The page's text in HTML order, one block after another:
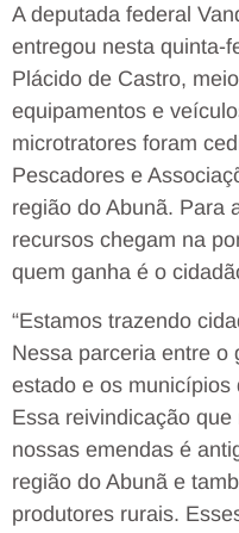
A deputada federal
entregou nesta quinta-
Plácido de Castro,
equipamentos e
microtratores foram
Pescadores e
região do Abunã. Para
recursos chegam na
quem ganha é o
“Estamos trazendo
Nessa parceria entre o
estado e os municípios
Essa reivindicação
nossas emendas é
região do Abunã e
produtores rurais.